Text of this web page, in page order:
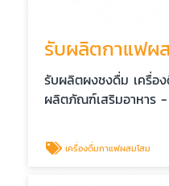
รับผลิตกาแฟผ
รับผลิตผงชงดื่ม เครื่อ
ผลิตภัณฑ์เสริมอาหาร
เครื่องดื่มกาแฟผสมโสม